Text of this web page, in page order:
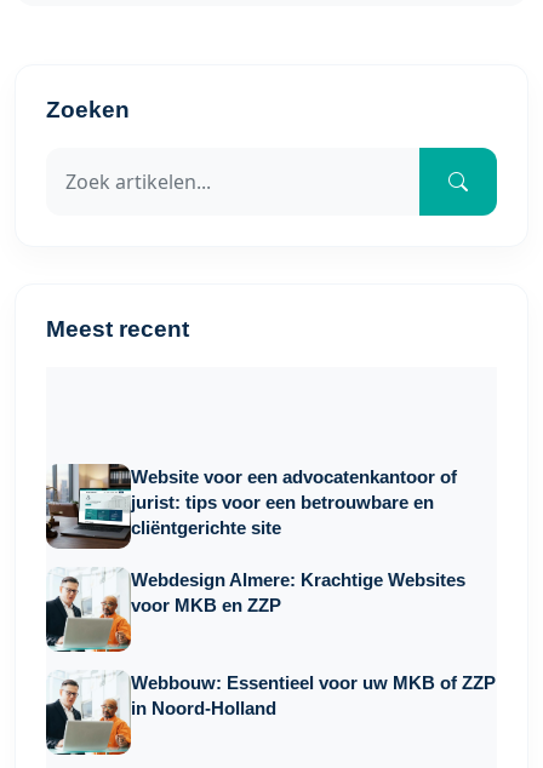
Zoeken
Meest recent
Website voor een advocatenkantoor of
jurist: tips voor een betrouwbare en
cliëntgerichte site
Webdesign Almere: Krachtige Websites
voor MKB en ZZP
Webbouw: Essentieel voor uw MKB of ZZP
in Noord-Holland